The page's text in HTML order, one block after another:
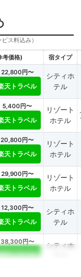
ス料込み）
考価格) 宿タイプ
22,800円〜
天トラベル
シティホ
テル
5,400円〜
天トラベル
リゾート
ホテル
20,800円〜
天トラベル
リゾート
ホテル
29,900円〜
天トラベル
リゾート
ホテル
12,300円〜
天トラベル
シティホ
テル
38,300円〜
天トラベル
シティホ